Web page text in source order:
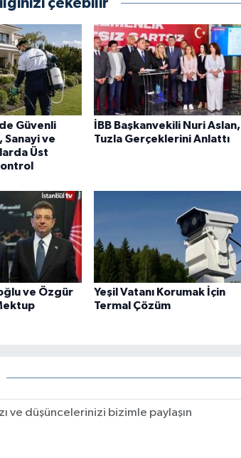
çekebilir
Güvenli
Sanayi ve
Üst
İBB Başkanvekili Nuri Aslan,
Tuzla Gerçeklerini Anlattı
ve Özgür
Yeşil Vatanı Korumak İçin
Termal Çözüm